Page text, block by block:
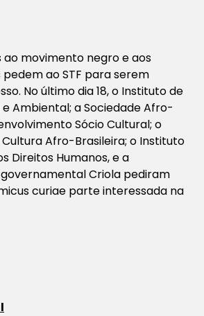
ao movimento negro e aos
ao STF para serem
No último dia 18, o Instituto de
Ambiental; a Sociedade Afro-
Sócio Cultural; o
Afro-Brasileira; o Instituto
Direitos Humanos, e a
Criola pediram
curiae parte interessada na